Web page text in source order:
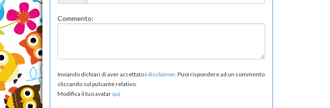
Commento:
Inviando dichiari di aver accettato i disclaimer. Puoi rispondere ad un commento
cliccando sul pulsante relativo.
Modifica il tuo avatar qui